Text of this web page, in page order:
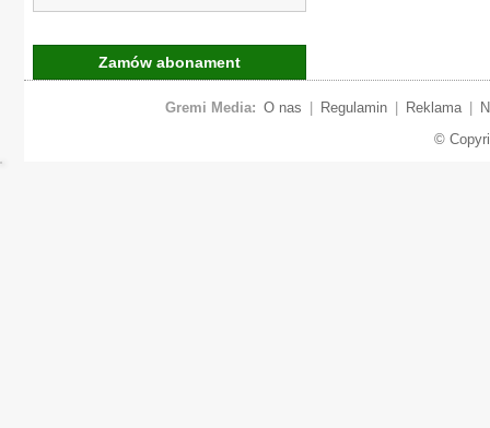
Zamów abonament
Gremi Media: O nas Regulamin Reklama
©